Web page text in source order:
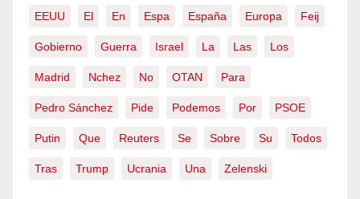
EEUU El En Espa España Europa Feij
Gobierno Guerra Israel La Las Los
Madrid Nchez No OTAN Para
Pedro Sánchez Pide Podemos Por PSOE
Putin Que Reuters Se Sobre Su Todos
Tras Trump Ucrania Una Zelenski